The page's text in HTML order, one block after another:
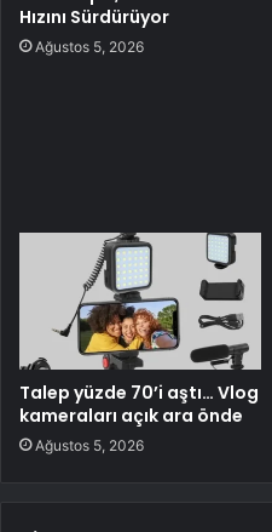
Hızını Sürdürüyor
Ağustos 5, 2026
Talep yüzde 70’i aştı… Vlog
kameraları açık ara önde
Ağustos 5, 2026